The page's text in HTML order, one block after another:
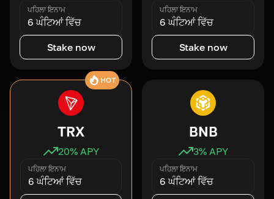
ਪਹਿਲਾ ਇਨਾਮ
6 ਘੰਟਿਆਂ ਵਿੱਚ
Stake now
ਪਹਿਲਾ ਇਨਾਮ
6 ਘੰਟਿਆਂ ਵਿੱਚ
Stake now
HOT
TRX
20% APY
ਪਹਿਲਾ ਇਨਾਮ
6 ਘੰਟਿਆਂ ਵਿੱਚ
BNB
3% APY
ਪਹਿਲਾ ਇਨਾਮ
6 ਘੰਟਿਆਂ ਵਿੱਚ